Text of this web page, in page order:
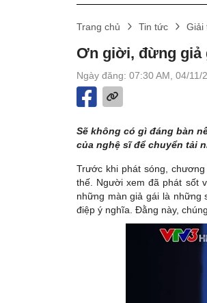
Trang chủ Tin tức Giải
Ơn giời, đừng giả
Ngày đăng: 07:30 AM, 04/11/
Sẽ không có gì đáng bàn
của nghệ sĩ để chuyển tải
Trước khi phát sóng,
thế. Người xem đã phát sốt
những màn giả gái là những
điệp ý nghĩa. Đằng này,